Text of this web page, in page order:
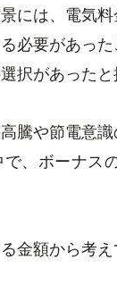
には、電気
必要があっ
択があったと
騰や節電意
、ボーナス
金額から考